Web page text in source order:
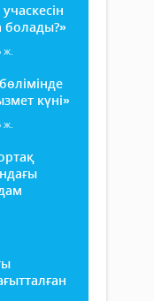
болады?»
ж.
күні»
ж.